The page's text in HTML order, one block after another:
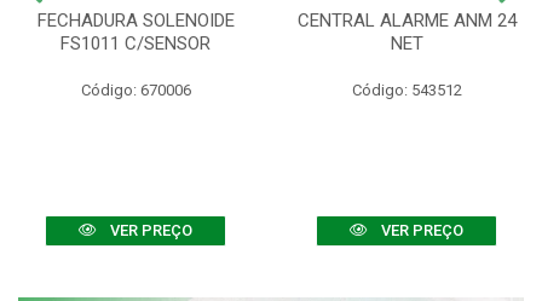
FECHADURA SOLENOIDE
FS1011 C/SENSOR
Código: 670006
VER PREÇO
CENTRAL ALARME ANM 24
NET
Código: 543512
VER PREÇO